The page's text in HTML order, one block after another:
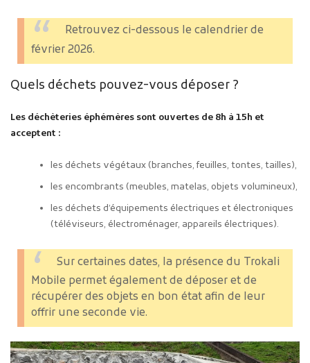
Retrouvez ci-dessous le calendrier de
février 2026.
Quels déchets pouvez-vous déposer ?
Les déchèteries éphémères sont ouvertes de 8h à 15h et
acceptent :
les déchets végétaux (branches, feuilles, tontes, tailles),
les encombrants (meubles, matelas, objets volumineux),
les déchets d’équipements électriques et électroniques
(téléviseurs, électroménager, appareils électriques).
Sur certaines dates, la présence du Trokali
Mobile permet également de déposer et de
récupérer des objets en bon état afin de leur
offrir une seconde vie.